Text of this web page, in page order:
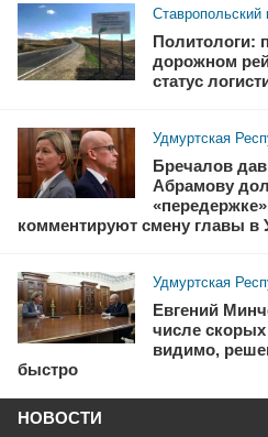
Ставропольский
Политологи:
дорожном
статус
Удмуртская
Бречалов
Абрамову
комментируют смену главы в
Удмуртская
Евгений
числе
видимо,
быстро
НОВОСТИ